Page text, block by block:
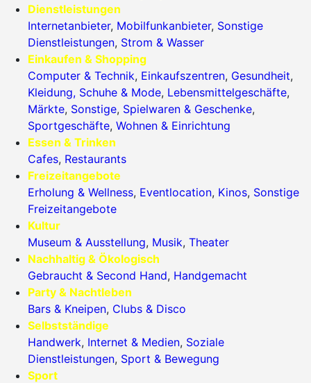
Dienstleistungen
Internetanbieter, Mobilfunkanbieter, Sonstige
Dienstleistungen, Strom & Wasser
Einkaufen & Shopping
Computer & Technik, Einkaufszentren, Gesundheit,
Kleidung, Schuhe & Mode, Lebensmittelgeschäfte,
Märkte, Sonstige, Spielwaren & Geschenke,
Sportgeschäfte, Wohnen & Einrichtung
Essen & Trinken
Cafes, Restaurants
Freizeitangebote
Erholung & Wellness, Eventlocation, Kinos, Sonstige
Freizeitangebote
Kultur
Museum & Ausstellung, Musik, Theater
Nachhaltig & Ökologisch
Gebraucht & Second Hand, Handgemacht
Party & Nachtleben
Bars & Kneipen, Clubs & Disco
Selbstständige
Handwerk, Internet & Medien, Soziale
Dienstleistungen, Sport & Bewegung
Sport